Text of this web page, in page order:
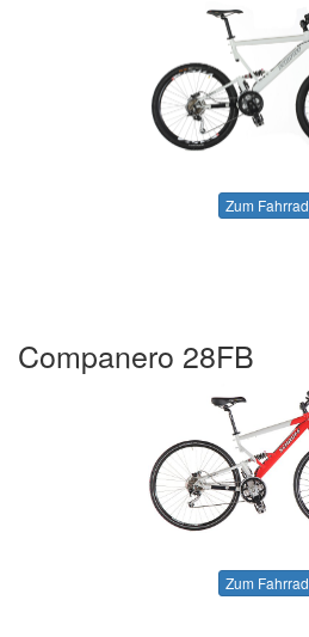
Zum Fahrrad
Companero 28FB
Zum Fahrrad